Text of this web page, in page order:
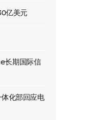
亿美元
长期国际信
化部回应电